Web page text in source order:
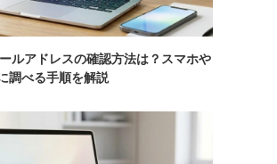
ルアドレスの確認方法は？スマホや
調べる手順を解説